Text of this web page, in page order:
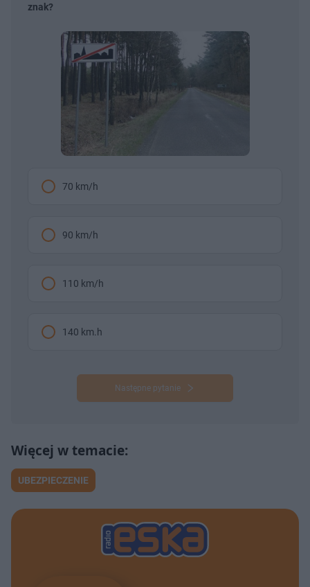
znak?
70 km/h
90 km/h
110 km/h
140 km.h
Następne pytanie
UBEZPIECZENIE